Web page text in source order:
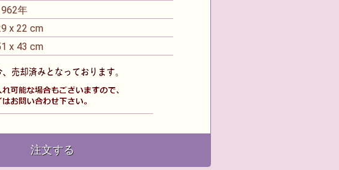
年
x 22 cm
x 43 cm
注文する